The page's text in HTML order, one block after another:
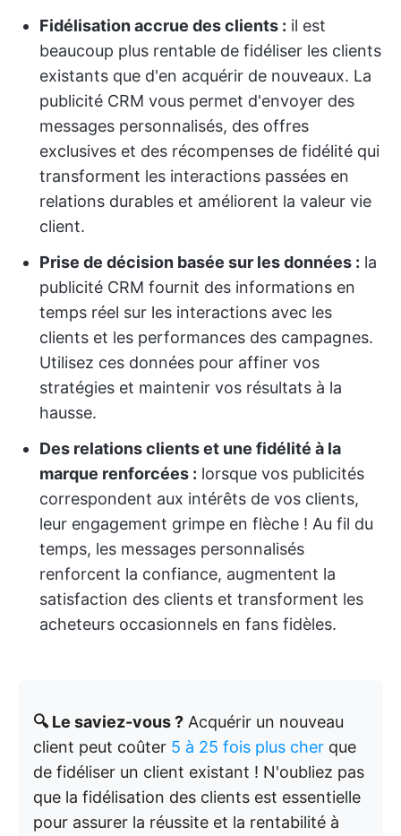
Fidélisation accrue des clients : il est
beaucoup plus rentable de fidéliser les clients
existants que d'en acquérir de nouveaux. La
publicité CRM vous permet d'envoyer des
messages personnalisés, des offres
exclusives et des récompenses de fidélité qui
transforment les interactions passées en
relations durables et améliorent la valeur vie
client.
Prise de décision basée sur les données : la
publicité CRM fournit des informations en
temps réel sur les interactions avec les
clients et les performances des campagnes.
Utilisez ces données pour affiner vos
stratégies et maintenir vos résultats à la
hausse.
Des relations clients et une fidélité à la
marque renforcées : lorsque vos publicités
correspondent aux intérêts de vos clients,
leur engagement grimpe en flèche ! Au fil du
temps, les messages personnalisés
renforcent la confiance, augmentent la
satisfaction des clients et transforment les
acheteurs occasionnels en fans fidèles.
🔍 Le saviez-vous ? Acquérir un nouveau
client peut coûter 5 à 25 fois plus cher que
de fidéliser un client existant ! N'oubliez pas
que la fidélisation des clients est essentielle
pour assurer la réussite et la rentabilité à